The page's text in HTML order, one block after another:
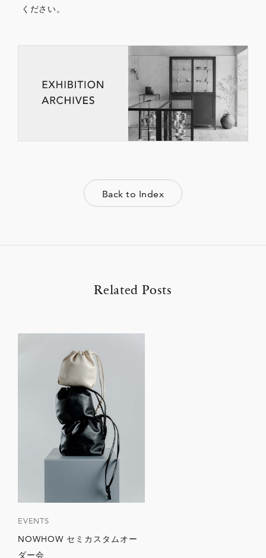
ください。
Back to Index
Related Posts
EVENTS
NOWHOW セミカスタムオー
ダー会